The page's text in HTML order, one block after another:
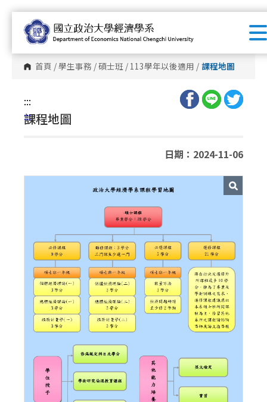
跳
到
主
要
區
塊
首頁 /學生事務 /碩士班 / 113學年以後適用 / 課程地圖
:::
:::
課程地圖
日期：2024-11-06